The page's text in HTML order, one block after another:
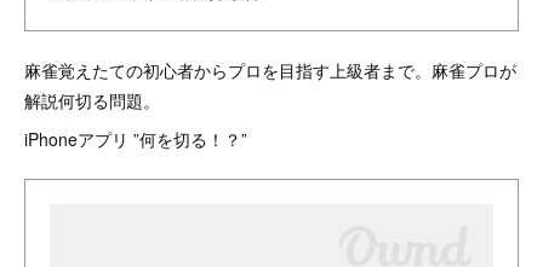
麻雀覚えたての初心者からプロを目指す上級者まで。麻雀プロが
解説何切る問題。
iPhoneアプリ ”何を切る！？”